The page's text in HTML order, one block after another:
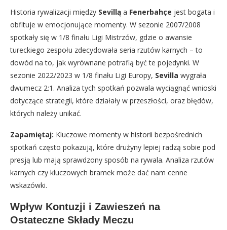
Historia rywalizacji między Sevillą a Fenerbahçe jest bogata i
obfituje w emocjonujące momenty. W sezonie 2007/2008
spotkały się w 1/8 finału Ligi Mistrzów, gdzie o awansie
tureckiego zespołu zdecydowała seria rzutów karnych – to
dowód na to, jak wyrównane potrafią być te pojedynki. W
sezonie 2022/2023 w 1/8 finału Ligi Europy, Sevilla wygrała
dwumecz 2:1. Analiza tych spotkań pozwala wyciągnąć wnioski
dotyczące strategii, które działały w przeszłości, oraz błędów,
których należy unikać.
Zapamiętaj: Kluczowe momenty w historii bezpośrednich
spotkań często pokazują, które drużyny lepiej radzą sobie pod
presją lub mają sprawdzony sposób na rywala. Analiza rzutów
karnych czy kluczowych bramek może dać nam cenne
wskazówki.
Wpływ Kontuzji i Zawieszeń na
Ostateczne Składy Meczu